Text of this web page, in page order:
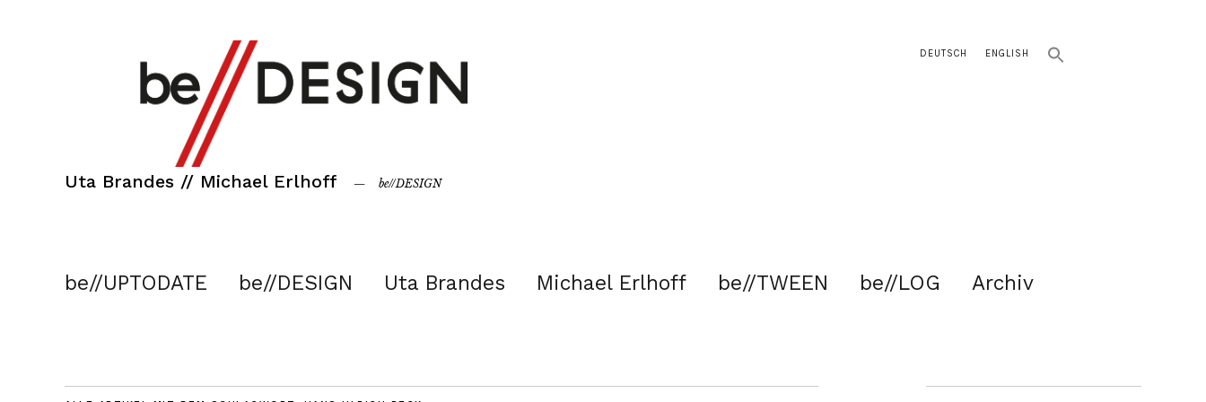
DEUTSCH ENGLISH
Uta Brandes // Michael Erlhoff be//DESIGN
be//UPTODATE be//DESIGN Uta Brandes Michael Erlhoff be//TWEEN be//LOG Archiv